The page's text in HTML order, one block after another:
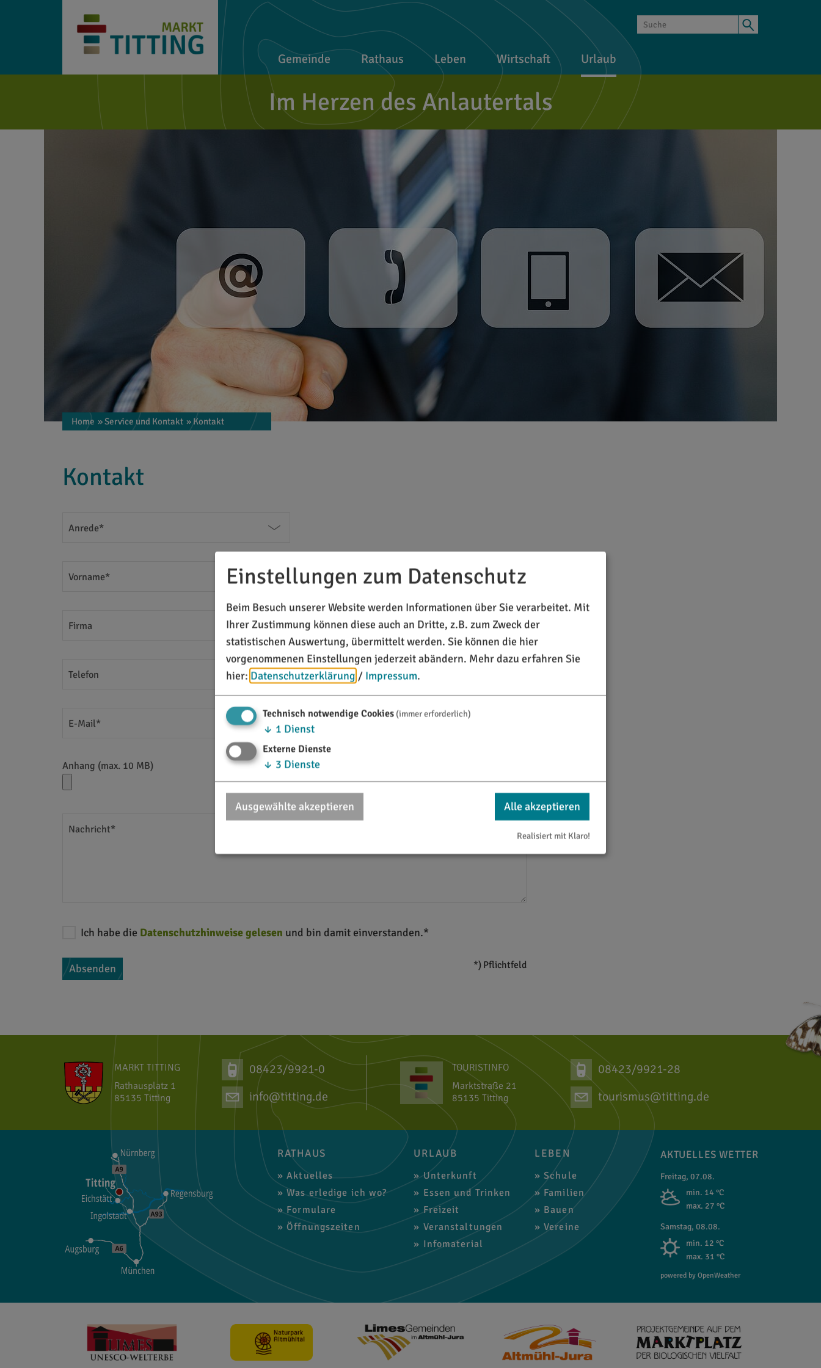
Gemeinde Rathaus Leben Wirtschaft Urlaub
Im Herzen des Anlautertals
Home » Service und Kontakt » Kontakt
Kontakt
Anrede*
Vorname* Nachname*
Firma
Telefon Fax
E-Mail*
Anhang (max. 10 MB)
Nachricht*
Ich habe die Datenschutzhinweise gelesen und bin damit einverstanden.*
Absenden *) Pflichtfeld
MARKT TITTING
Rathausplatz 1
85135 Titting
08423/9921-0
info@titting.de
TOURISTINFO
Marktstraße 21
85135 Titting
08423/9921-28
tourismus@titting.de
RATHAUS
Aktuelles
Was erledige ich wo?
Formulare
Öffnungszeiten
URLAUB
Unterkunft
Essen und Trinken
Freizeit
Veranstaltungen
Infomaterial
LEBEN
Schule
Familien
Bauen
Vereine
AKTUELLES WETTER
Freitag, 07.08.
min. 14 °C
max. 27 °C
Samstag, 08.08.
min. 12 °C
max. 31 °C
powered by OpenWeather
Einstellungen zum Datenschutz
Beim Besuch unserer Website werden Informationen über Sie verarbeitet. Mit
Ihrer Zustimmung können diese auch an Dritte, z.B. zum Zweck der
statistischen Auswertung, übermittelt werden. Sie können die hier
vorgenommenen Einstellungen jederzeit abändern. Mehr dazu erfahren Sie
hier: Datenschutzerklärung / Impressum.
Technisch notwendige Cookies (immer erforderlich)
↓ 1 Dienst
Externe Dienste
↓ 3 Dienste
Ausgewählte akzeptieren Alle akzeptieren
Realisiert mit Klaro!